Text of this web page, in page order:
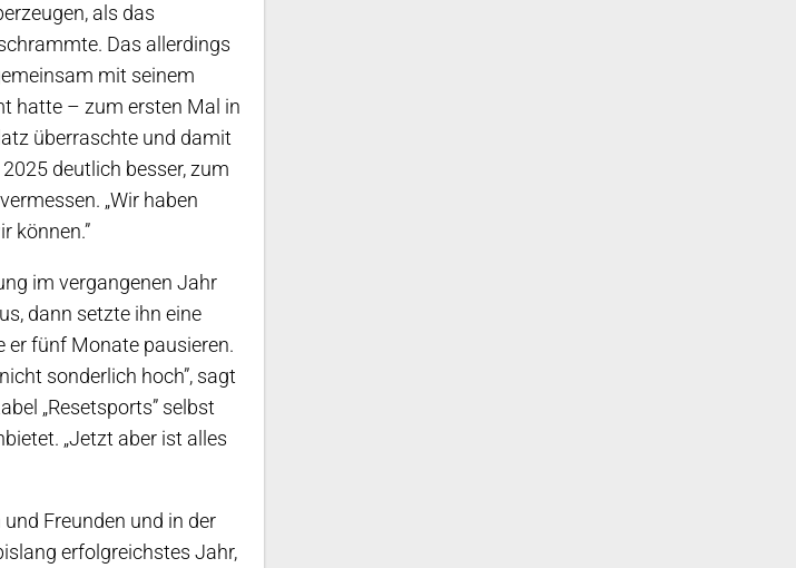
als das
Das allerdings
mit seinem
hatte – zum ersten Mal in
überraschte und damit
deutlich besser, zum
„Wir haben
können.”
im vergangenen Jahr
dann setzte ihn eine
er fünf Monate pausieren.
sonderlich hoch”, sagt
„Resetsports” selbst
„Jetzt aber ist alles
Freunden und in der
erfolgreichstes Jahr,